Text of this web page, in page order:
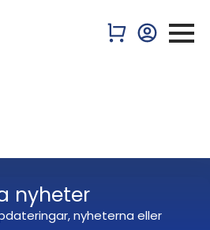
nyheter
nyheterna eller